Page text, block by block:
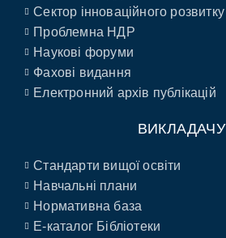
Сектор інноваційного розвитку
Проблемна НДР
Наукові форуми
Фахові видання
Електронний архів публікацій
ВИКЛАДАЧУ
Стандарти вищої освіти
Навчальні плани
Нормативна база
E-каталог Бібліотеки